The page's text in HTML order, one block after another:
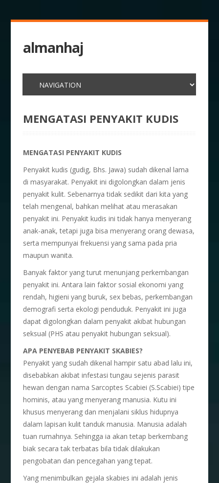
almanhaj
MENGATASI PENYAKIT KUDIS
MENGATASI PENYAKIT KUDIS
Penyakit kudis (gudig, Bhs. Jawa) sudah dikenal lama
di masyarakat. Penyakit ini digolongkan dalam jenis
penyakit kulit. Sebenarnya tidak sedikit dari kita yang
telah mengenal, bahkan melihat atau merasakan
penyakit ini. Penyakit kudis ini tidak hanya menyerang
anak-anak, tetapi juga bisa menyerang orang dewasa,
serta mempunyai frekuensi yang sama pada pria
maupun wanita.
Banyak faktor yang turut menunjang perkembangan
penyakit ini. Antara lain faktor sosial ekonomi yang
rendah, higieni yang buruk, sex bebas, perkembangan
demografi serta ekologi penduduk. Penyakit ini juga
dapat digolongkan dalam penyakit akibat hubungan
seksual (PHS atau penyakit hubungan seksual).
APA PENYEBAB PENYAKIT SKABIES?
Penyakit yang sudah dikenal hampir satu abad lalu ini,
disebabkan akibat infestasi tungau sejenis parasit
hewan dengan nama Sarcoptes Scabiei (S.Scabiei) tipe
hominis, atau yang menyerang manusia. Kutu ini
khusus menyerang dan menjalani siklus hidupnya
dalam lapisan kulit tanduk manusia. Manusia adalah
tuan rumahnya. Sehingga ia akan tetap berkembang
biak secara tak terbatas bila tidak dilakukan
pengobatan dan pencegahan yang tepat.
Yang menimbulkan gejala skabies ini adalah jenis